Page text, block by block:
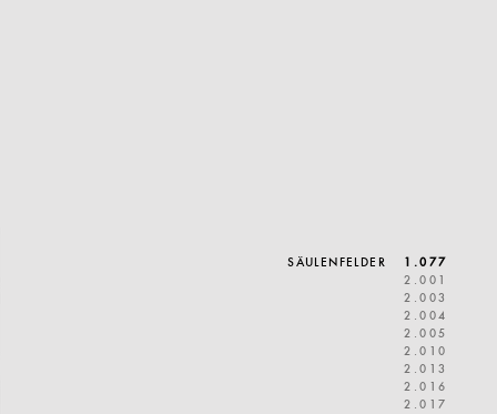
SÄULENFELDER
1 . 0 7 7
2 . 0 0 1
2 . 0 0 3
2 . 0 0 4
2 . 0 0 5
2 . 0 1 0
2 . 0 1 3
2 . 0 1 6
2 . 0 1 7